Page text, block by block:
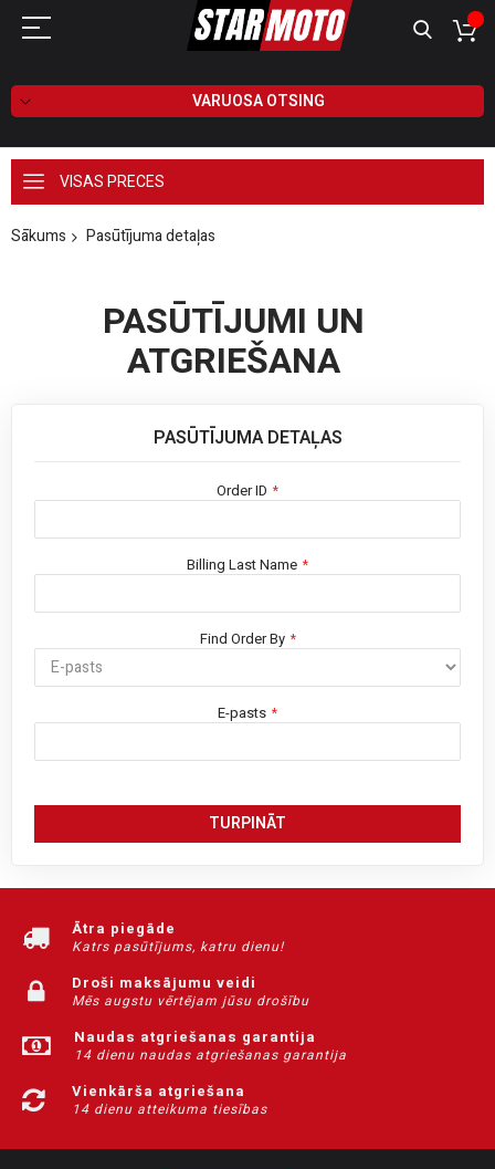
VARUOSA OTSING
VISAS PRECES
Sākums Pasūtījuma detaļas
PASŪTĪJUMI UN
ATGRIEŠANA
PASŪTĪJUMA DETAĻAS
Order ID
Billing Last Name
Find Order By
E-pasts
TURPINĀT
Ātra piegāde
Katrs pasūtījums, katru dienu!
Droši maksājumu veidi
Mēs augstu vērtējam jūsu drošību
Naudas atgriešanas garantija
14 dienu naudas atgriešanas garantija
Vienkārša atgriešana
14 dienu atteikuma tiesības